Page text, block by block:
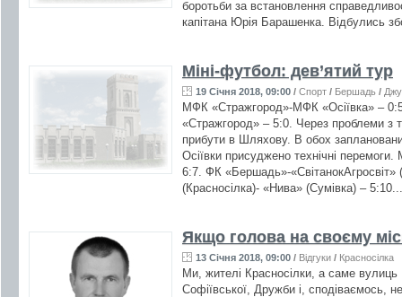
боротьби за встановлення
капітана Юрія Барашенка. Відбулись
Міні-футбол: дев’ятий тур
19 Січня 2018, 09:00 / Спорт / Бершадь /
МФК «Стражгород»-МФК «Осіївка» –
«Стражгород» – 5:0. Через проблеми з
прибути в Шляхову. В обох
Осіївки присуджено технічні
6:7. ФК «Бершадь»-
(Красносілка)- «Нива» (Сумівка) –
Якщо голова на своєму
13 Січня 2018, 09:00 / Відгуки / Красносілка
Ми, жителі Красносілки, а саме
Софіївської, Дружби і, сподіваємось,